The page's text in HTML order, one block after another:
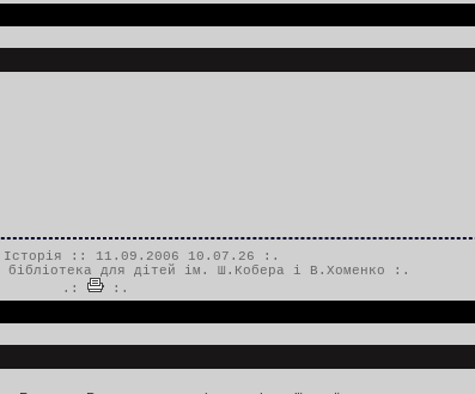
Історія :: 11.09.2006 10.07.26 :.
бібліотека для дітей ім. Ш.Кобера і В.Хоменко :.
.:
:.